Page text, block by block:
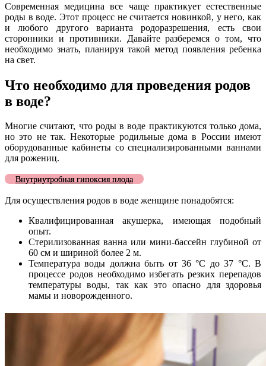
Современная медицина все чаще практикует естественные
роды в воде. Этот процесс не считается новинкой, у него, как
и любого другого варианта родоразрешения, есть свои
сторонники и противники. Давайте разберемся о том, что
необходимо знать, планируя такой метод появления ребенка
на свет.
Что необходимо для проведения родов
в воде?
Многие считают, что роды в воде практикуются только дома,
но это не так. Некоторые родильные дома в России имеют
оборудованные кабинеты со специализированными ваннами
для рожениц.
Внутриутробная гипоксия плода
Для осуществления родов в воде женщине понадобятся:
Квалифицированная акушерка, имеющая подобный
опыт.
Стерилизованная ванна или мини-бассейн глубиной от
60 см и шириной более 2 м.
Температура воды должна быть от 36 °С до 37 °С. В
процессе родов необходимо избегать резких перепадов
температуры воды, так как это опасно для здоровья
мамы и новорожденного.